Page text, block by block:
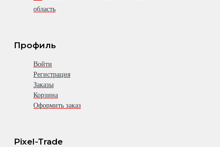
область
Профиль
Войти
Регистрация
Заказы
Корзина
Оформить заказ
Pixel-Trade